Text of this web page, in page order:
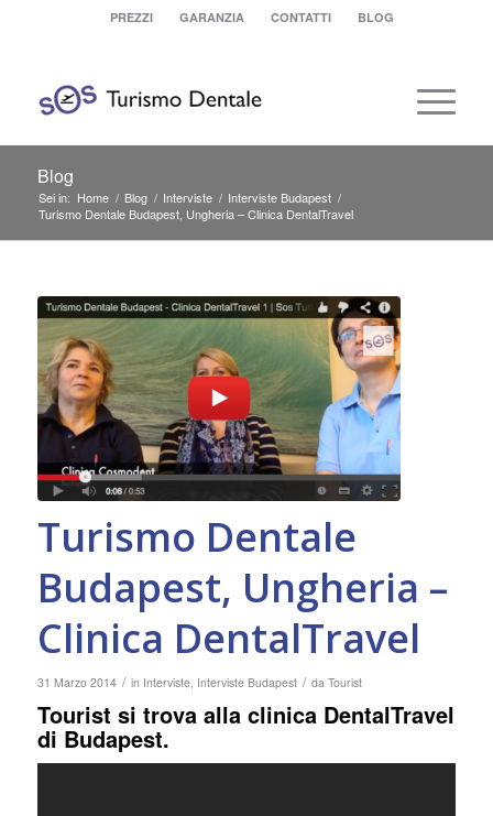
PREZZI GARANZIA CONTATTI BLOG
Blog
Sei in: Home / Blog / Interviste / Interviste Budapest /
Turismo Dentale Budapest, Ungheria – Clinica DentalTravel
Turismo Dentale
Budapest, Ungheria –
Clinica DentalTravel
31 Marzo 2014 / in Interviste, Interviste Budapest / da Tourist
Tourist si trova alla clinica DentalTravel
di Budapest.